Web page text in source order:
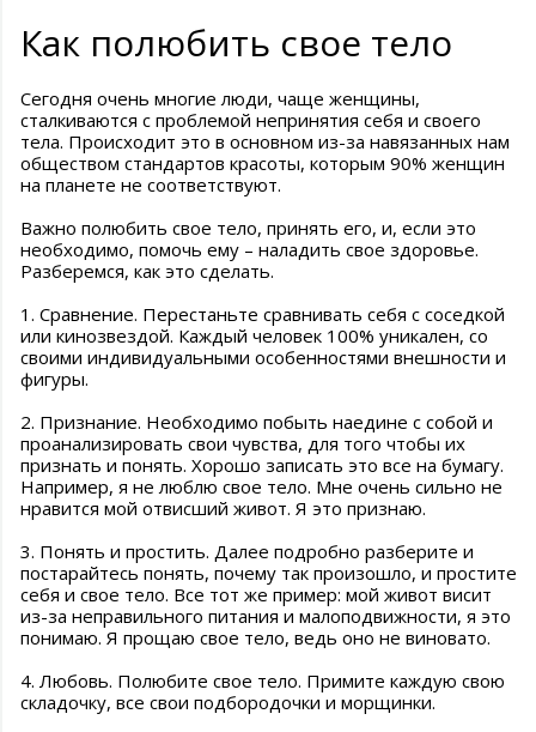
Как полюбить свое тело
Сегодня очень многие люди, чаще женщины,
сталкиваются с проблемой непринятия себя и своего
тела. Происходит это в основном из-за навязанных нам
обществом стандартов красоты, которым 90% женщин
на планете не соответствуют.
Важно полюбить свое тело, принять его, и, если это
необходимо, помочь ему – наладить свое здоровье.
Разберемся, как это сделать.
1. Сравнение. Перестаньте сравнивать себя с соседкой
или кинозвездой. Каждый человек 100% уникален, со
своими индивидуальными особенностями внешности и
фигуры.
2. Признание. Необходимо побыть наедине с собой и
проанализировать свои чувства, для того чтобы их
признать и понять. Хорошо записать это все на бумагу.
Например, я не люблю свое тело. Мне очень сильно не
нравится мой отвисший живот. Я это признаю.
3. Понять и простить. Далее подробно разберите и
постарайтесь понять, почему так произошло, и простите
себя и свое тело. Все тот же пример: мой живот висит
из-за неправильного питания и малоподвижности, я это
понимаю. Я прощаю свое тело, ведь оно не виновато.
4. Любовь. Полюбите свое тело. Примите каждую свою
складочку, все свои подбородочки и морщинки.